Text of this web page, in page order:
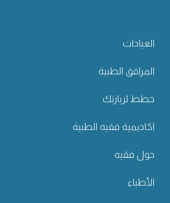
العيادات
المرافق الطبية
خطط لزيارتك
اكاديمية فقيه الطبية
حول فقيه
الأطباء